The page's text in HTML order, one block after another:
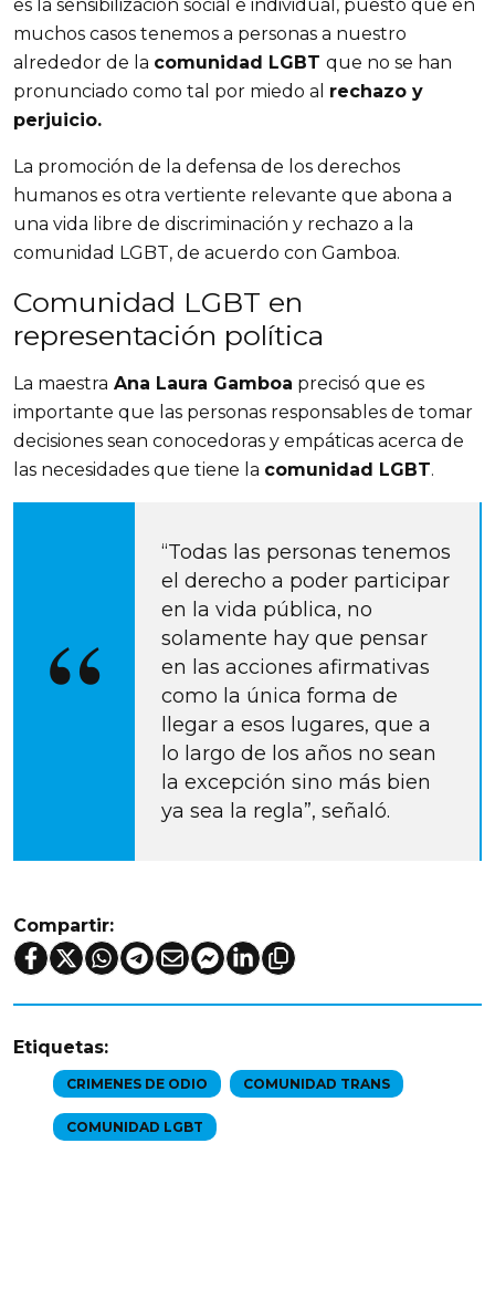
es la sensibilización social e individual, puesto que en
muchos casos tenemos a personas a nuestro
alrededor de la comunidad LGBT que no se han
pronunciado como tal por miedo al rechazo y
perjuicio.
La promoción de la defensa de los derechos
humanos es otra vertiente relevante que abona a
una vida libre de discriminación y rechazo a la
comunidad LGBT, de acuerdo con Gamboa.
Comunidad LGBT en
representación política
La maestra Ana Laura Gamboa precisó que es
importante que las personas responsables de tomar
decisiones sean conocedoras y empáticas acerca de
las necesidades que tiene la comunidad LGBT.
“Todas las personas tenemos
el derecho a poder participar
en la vida pública, no
solamente hay que pensar
en las acciones afirmativas
como la única forma de
llegar a esos lugares, que a
lo largo de los años no sean
la excepción sino más bien
ya sea la regla”, señaló.
Compartir:
Etiquetas:
CRIMENES DE ODIO COMUNIDAD TRANS
COMUNIDAD LGBT